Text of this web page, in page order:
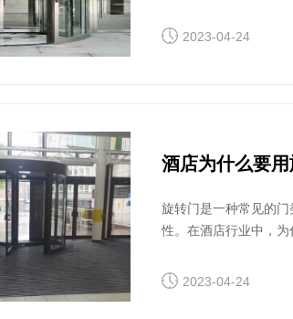
2023-04-24
酒店为什么要用
旋转门是一种常见的
性。在酒店行业中，
2023-04-24